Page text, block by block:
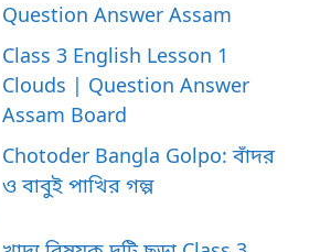
Question Answer Assam
Class 3 English Lesson 1
Clouds | Question Answer
Assam Board
Chotoder Bangla Golpo: বাঁদর
ও বাবুই পাখির গল্প